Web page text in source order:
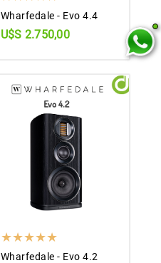
Wharfedale - Evo 4.4
U$S 2.750,00
Wharfedale - Evo 4.2